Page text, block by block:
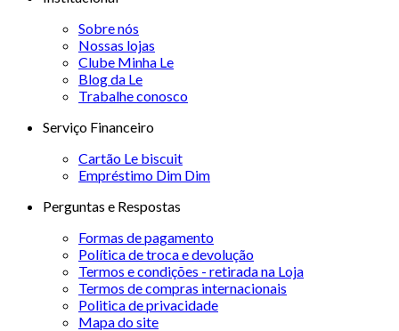
Sobre nós
Nossas lojas
Clube Minha Le
Blog da Le
Trabalhe conosco
Serviço Financeiro
Cartão Le biscuit
Empréstimo Dim Dim
Perguntas e Respostas
Formas de pagamento
Política de troca e devolução
Termos e condições - retirada na Loja
Termos de compras internacionais
Politica de privacidade
Mapa do site